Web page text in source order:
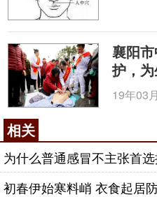
襄阳
护，
19年03
相关
为什么普通感冒不主张首
初春伊始寒料峭 衣食起居